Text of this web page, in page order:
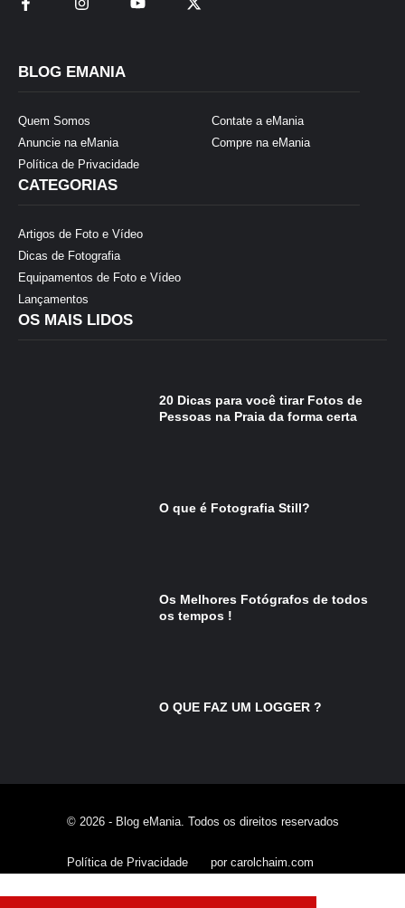
BLOG EMANIA
Quem Somos
Anuncie na eMania
Política de Privacidade
Contate a eMania
Compre na eMania
CATEGORIAS
Artigos de Foto e Vídeo
Dicas de Fotografia
Equipamentos de Foto e Vídeo
Lançamentos
OS MAIS LIDOS
20 Dicas para você tirar Fotos de
Pessoas na Praia da forma certa
O que é Fotografia Still?
Os Melhores Fotógrafos de todos
os tempos !
O QUE FAZ UM LOGGER ?
© 2026 - Blog eMania. Todos os direitos reservados
Política de Privacidade por carolchaim.com